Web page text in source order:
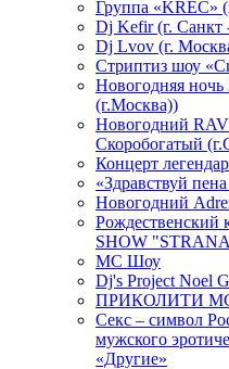
Группа «KREC»
Dj Kefir (г. Санкт
Dj Lvov (г.
Стриптиз шоу
Новогодняя
(г.Москва))
Новогодний
Скоробогатый
Концерт
«Здравствуй
Новогодний
Рождественский
SHOW
MC Шоу
Dj's Project Noel
ПРИКОЛИТИ
Секс – символ
мужского
«Другие»